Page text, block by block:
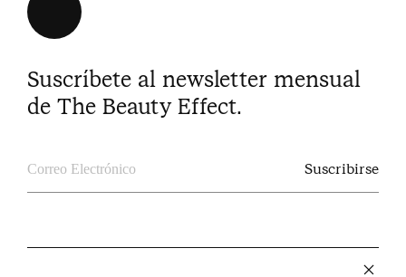
Suscríbete al newsletter mensual
de The Beauty Effect.